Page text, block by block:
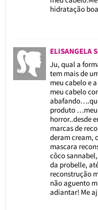
hidratação
ELISANGELA
Ju, qual a
tem mais de
meu cabelo e
meu cabelo
produto …meu
horror..desde
marcas de
deram cream,
mascara
côco
da probelle,
reconstrução
não aguento
adiantar! Me